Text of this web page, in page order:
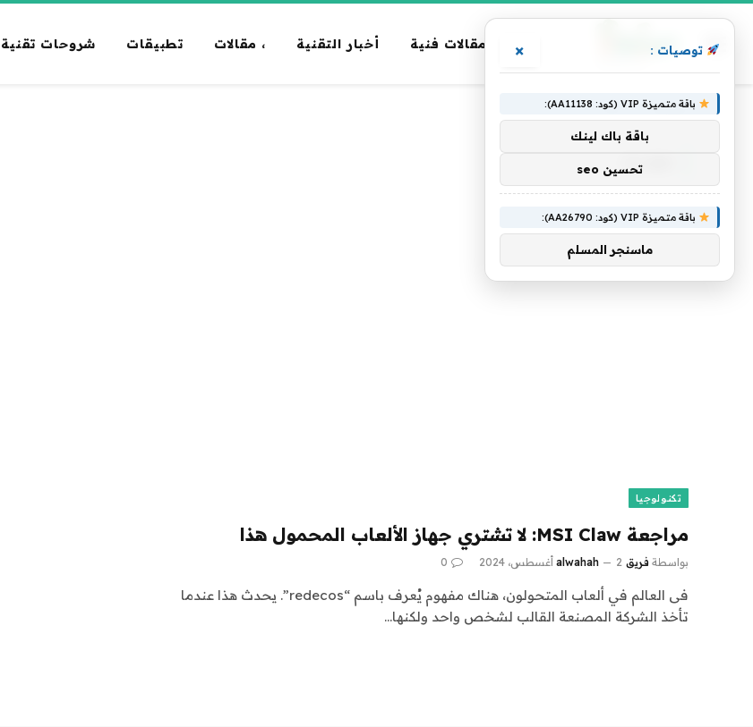
مقالات فنية أخبار التقنية ، مقالات تطبيقات شروحات تقنية
الرئيسية »
Claw
CLAW
تكنولوجيا
مراجعة MSI Claw: لا تشتري جهاز الألعاب المحمول هذا
بواسطة فريق alwahah 2 أغسطس، 2024 0
فى العالم في ألعاب المتحولون، هناك مفهوم يُعرف باسم “redecos”. يحدث هذا عندما
تأخذ الشركة المصنعة القالب لشخص واحد ولكنها…
توصيات : ×
باقة متميزة VIP (كود: AA11138):
باقة باك لينك
تحسين seo
باقة متميزة VIP (كود: AA26790):
ماسنجر المسلم